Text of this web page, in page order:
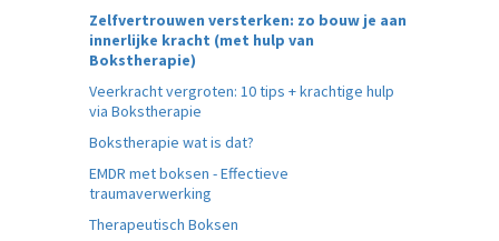
Zelfvertrouwen versterken: zo bouw je aan
innerlijke kracht (met hulp van
Bokstherapie)
Veerkracht vergroten: 10 tips + krachtige hulp
via Bokstherapie
Bokstherapie wat is dat?
EMDR met boksen - Effectieve
traumaverwerking
Therapeutisch Boksen